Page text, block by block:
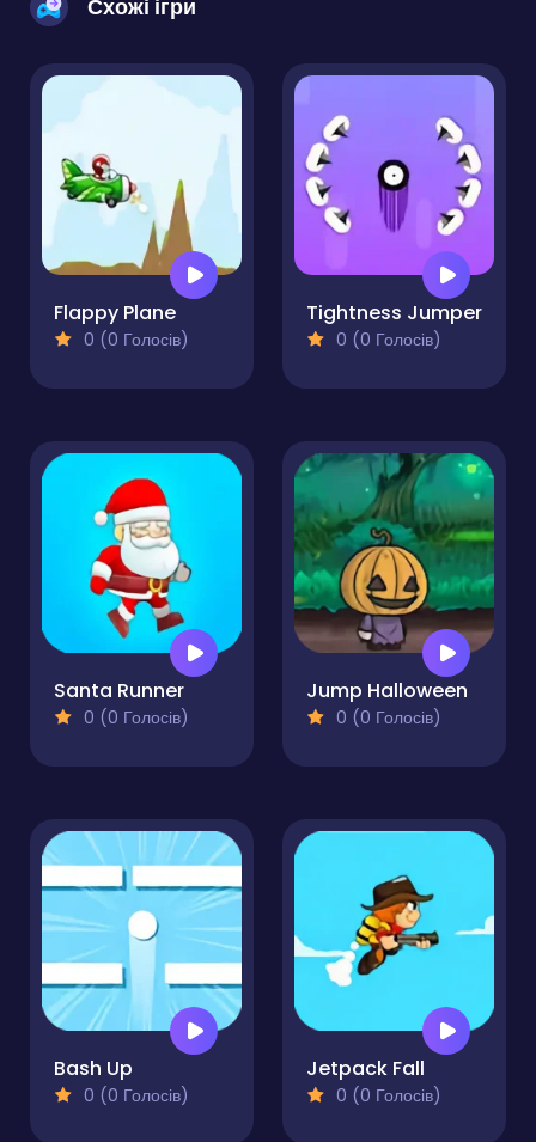
Схожі ігри
Flappy Plane
0 (0 Голосів)
Tightness Jumper
0 (0 Голосів)
Santa Runner
0 (0 Голосів)
Jump Halloween
0 (0 Голосів)
Bash Up
0 (0 Голосів)
Jetpack Fall
0 (0 Голосів)